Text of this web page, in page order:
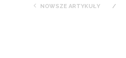
NOWSZE ARTYKUŁY